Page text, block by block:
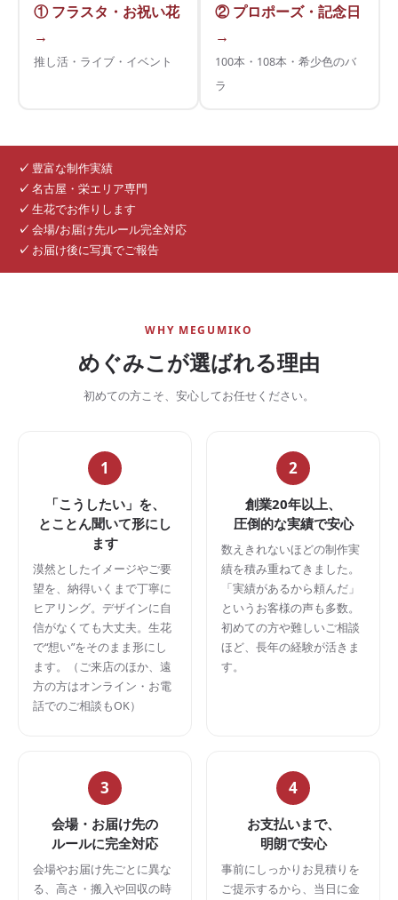
① フラスタ・お祝い花
→
推し活・ライブ・イベント
② プロポーズ・記念日
→
100本・108本・希少色のバ
ラ
✓ 豊富な制作実績
✓ 名古屋・栄エリア専門
✓ 生花でお作りします
✓ 会場/お届け先ルール完全対応
✓ お届け後に写真でご報告
WHY MEGUMIKO
めぐみこが選ばれる理由
初めての方こそ、安心してお任せください。
1
「こうしたい」を、
とことん聞いて形にし
ます
漠然としたイメージやご要
望を、納得いくまで丁寧に
ヒアリング。デザインに自
信がなくても大丈夫。生花
で“想い”をそのまま形にし
ます。（ご来店のほか、遠
方の方はオンライン・お電
話でのご相談もOK）
2
創業20年以上、
圧倒的な実績で安心
数えきれないほどの制作実
績を積み重ねてきました。
「実績があるから頼んだ」
というお客様の声も多数。
初めての方や難しいご相談
ほど、長年の経験が活きま
す。
3
会場・お届け先の
ルールに完全対応
会場やお届け先ごとに異な
る、高さ・搬入や回収の時
4
お支払いまで、
明朗で安心
事前にしっかりお見積りを
ご提示するから、当日に金